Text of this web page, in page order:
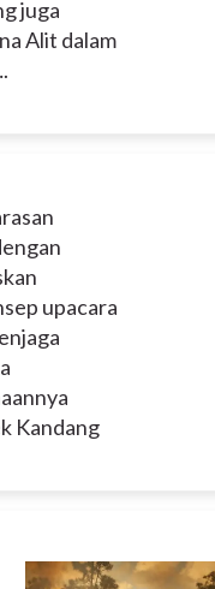
juga
Alit dalam
upacara
Kandang